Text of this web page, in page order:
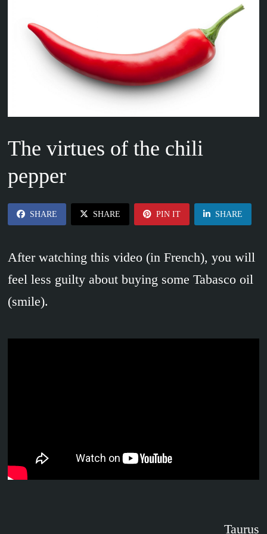
The virtues of the chili
pepper
SHARE SHARE PIN IT SHARE
After watching this video (in French), you will
feel less guilty about buying some Tabasco oil
(smile).
Taurus